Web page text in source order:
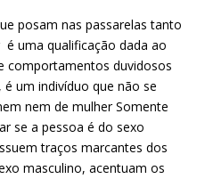
posam nas passarelas tanto
uma qualificação dada ao
comportamentos duvidosos
um indivíduo que não se
nem de mulher Somente
se a pessoa é do sexo
traços marcantes dos
masculino, acentuam os